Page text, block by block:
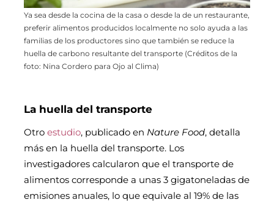
Ya sea desde la cocina de la casa o desde la de un restaurante,
preferir alimentos producidos localmente no solo ayuda a las
familias de los productores sino que también se reduce la
huella de carbono resultante del transporte (Créditos de la
foto: Nina Cordero para Ojo al Clima)
La huella del transporte
Otro estudio, publicado en Nature Food, detalla
más en la huella del transporte. Los
investigadores calcularon que el transporte de
alimentos corresponde a unas 3 gigatoneladas de
emisiones anuales, lo que equivale al 19% de las